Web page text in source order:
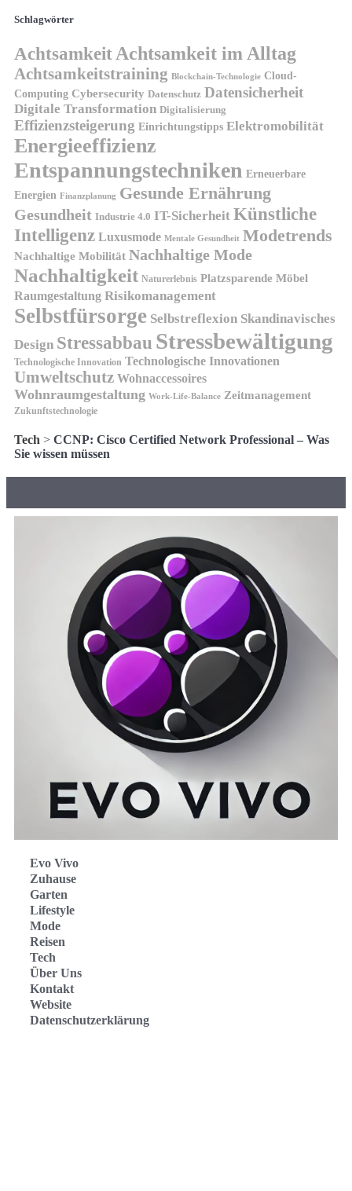
Schlagwörter
AchtsamkeitAchtsamkeit im Alltag
Achtsamkeitstraining Blockchain-Technologie Cloud-
Computing Cybersecurity Datenschutz Datensicherheit
Digitale Transformation Digitalisierung
Effizienzsteigerung Einrichtungstipps Elektromobilität
Energieeffizienz
Entspannungstechniken Erneuerbare
Energien Finanzplanung Gesunde Ernährung
Gesundheit Industrie 4.0 IT-Sicherheit Künstliche
Intelligenz Luxusmode Mentale Gesundheit Modetrends
Nachhaltige Mobilität Nachhaltige Mode
Nachhaltigkeit Naturerlebnis Platzsparende Möbel
Raumgestaltung Risikomanagement
Selbstfürsorge Selbstreflexion Skandinavisches
Design Stressabbau Stressbewältigung
Technologische Innovation Technologische Innovationen
Umweltschutz Wohnaccessoires
Wohnraumgestaltung Work-Life-Balance Zeitmanagement
Zukunftstechnologie
Tech > CCNP: Cisco Certified Network Professional – Was
Sie wissen müssen
Evo Vivo
Zuhause
Garten
Lifestyle
Mode
Reisen
Tech
Über Uns
Kontakt
Website
Datenschutzerklärung